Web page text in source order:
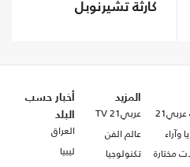
كارثة تشيرنوبل
وآراء
مختارة
المزيد
عربي21 TV
عالم الفن
تكنولوجيا
أخبار حسب
البلد
العراق
ليبيا